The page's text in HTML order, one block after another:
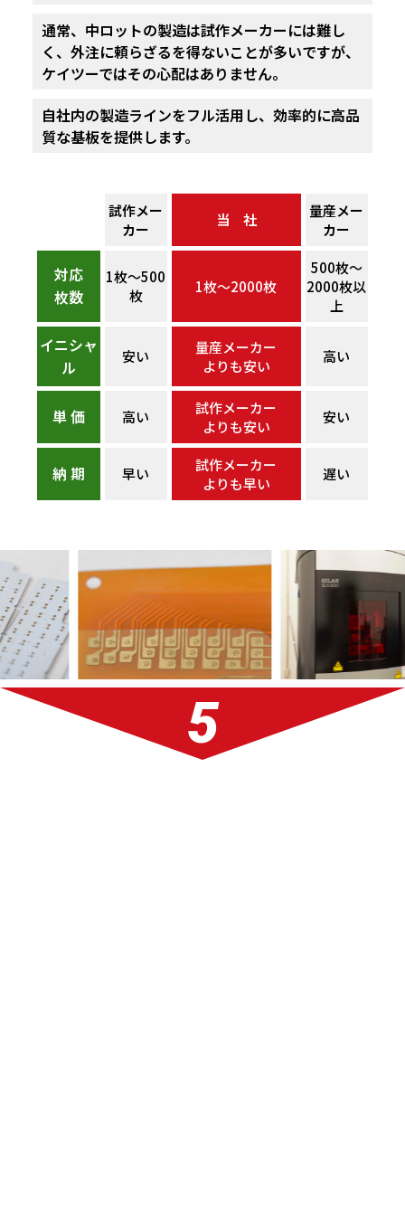
通常、中ロットの製造は試作メーカーには難し
く、外注に頼らざるを得ないことが多いですが、
ケイツーではその心配はありません。
自社内の製造ラインをフル活用し、効率的に高品
質な基板を提供します。
試作メー
カー
当 社
量産メー
カー
対応
枚数
1枚～500
枚
1枚～2000枚
500枚～
2000枚以
上
イニシャ
ル
安い
量産メーカー
よりも安い
高い
単 価 高い
試作メーカー
よりも安い
安い
納 期 早い
試作メーカー
よりも早い
遅い
5